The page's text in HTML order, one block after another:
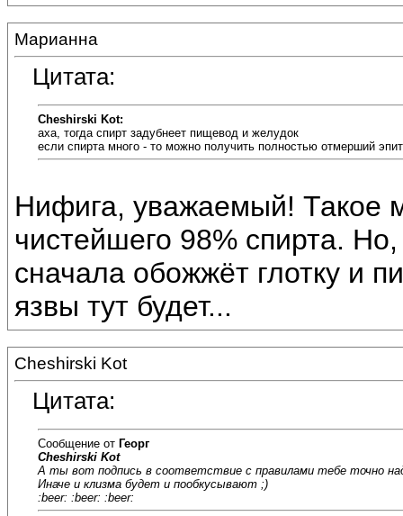
Марианна
Цитата:
Cheshirski Kot:
аха, тогда спирт задубнеет пищевод и желудок
если спирта много - то можно получить полностью отмерший
Нифига, уважаемый! Такое
чистейшего 98% спирта.
сначала обожжёт глотку и
язвы тут будет...
Cheshirski Kot
Цитата:
Сообщение от Георг
Cheshirski Kot
А ты вот подпись в соответствие с правилами тебе точно
Иначе и клизма будет и пообкусывают ;)
:beer: :beer: :beer: